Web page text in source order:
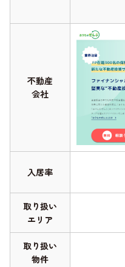
不動産
会社
入居率
取り扱い
エリア
取り扱い
物件